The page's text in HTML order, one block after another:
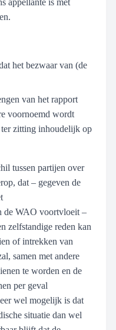
appellante is met
het bezwaar van (de
van het rapport
voornoemd wordt
zitting inhoudelijk op
tussen partijen over
dat – gegeven de
de WAO voortvloeit –
zelfstandige reden kan
of intrekken van
samen met andere
te worden en de
per geval
wel mogelijk is dat
situatie dan wel